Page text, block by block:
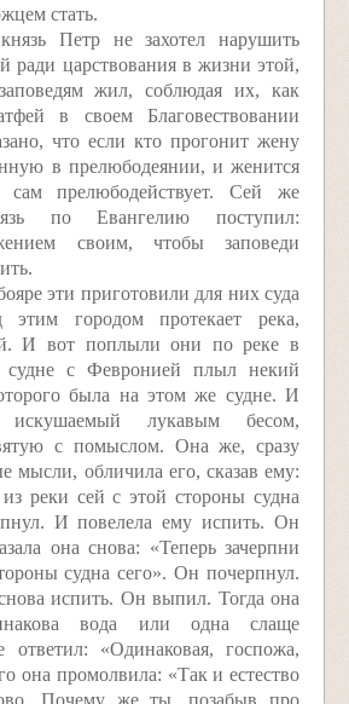
стать.
Петр не захотел нарушить
ради царствования в жизни этой,
жил, соблюдая их, как
в своем Благовествовании
что если кто прогонит жену
в прелюбодеянии, и женится
прелюбодействует. Сей же
по Евангелию поступил:
своим, чтобы заповеди
эти приготовили для них суда
городом протекает река,
И вот поплыли они по реке в
с Февронией плыл некий
была на этом же судне. И
искушаемый лукавым бесом,
с помыслом. Она же, сразу
мысли, обличила его, сказав ему:
реки сей с этой стороны судна
И повелела ему испить. Он
она снова: «Теперь зачерпни
судна сего». Он почерпнул.
испить. Он выпил. Тогда она
вода или одна слаще
«Одинаковая, госпожа,
она промолвила: «Так и естество
Почему же ты, позабыв про